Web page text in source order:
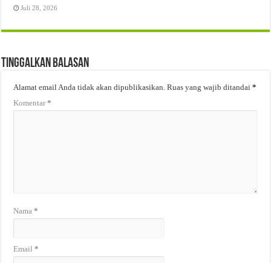
Juli 28, 2026
Tinggalkan Balasan
Alamat email Anda tidak akan dipublikasikan. Ruas yang wajib ditandai*
Komentar*
Nama*
Email*